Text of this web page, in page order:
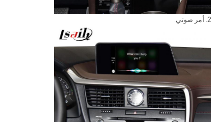
2. أمر صوتي.